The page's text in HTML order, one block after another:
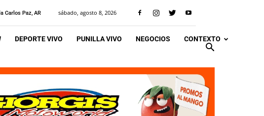
Carlos Paz, AR sábado, agosto 8, 2026
DEPORTE VIVO PUNILLA VIVO NEGOCIOS CONTEXTO